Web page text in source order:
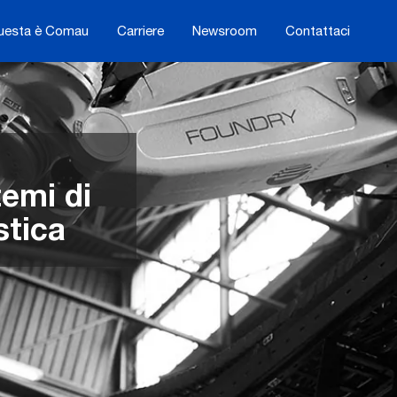
è Comau Carriere Newsroom Contattaci
di